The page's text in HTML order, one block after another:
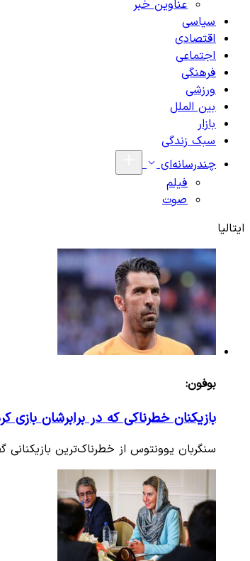
عناوین خبر
سیاسی
اقتصادی
اجتماعی
فرهنگی
ورزشی
بین الملل
بازار
سبک زندگی
چندرسانه‌ای
فیلم
صوت
ایتالیا
بوفون:
بازیکنان خطرناکی که در برابرشان بازی
سنگربان یوونتوس از خطرناک‌ترین بازیکنانی